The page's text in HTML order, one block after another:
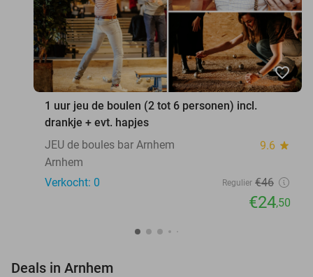
favorite_border
1 uur jeu de boulen (2 tot 6 personen) incl.
drankje + evt. hapjes
JEU de boules bar Arnhem
9.6 star
Arnhem
Verkocht: 0
Regulier €46
€24,50
Deals in Arnhem